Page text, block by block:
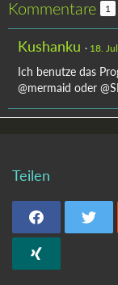
Kommentare 1
Kushanku 18.
Ich benutze das
@mermaid oder
Teilen